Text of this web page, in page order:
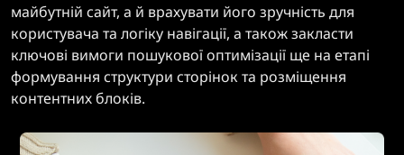
майбутній сайт, а й врахувати його зручність для
користувача та логіку навігації, а також закласти
ключові вимоги пошукової оптимізації ще на етапі
формування структури сторінок та розміщення
контентних блоків.